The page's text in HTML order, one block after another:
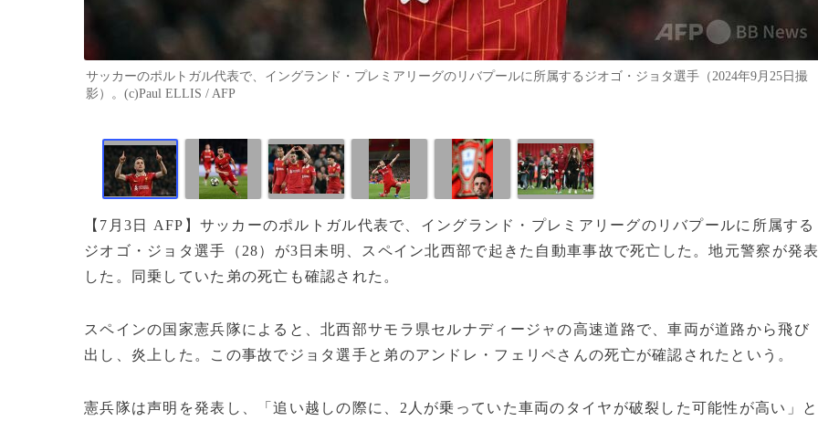
サッカーのポルトガル代表で、イングランド・プレミアリーグのリバプールに所属するジオゴ・ジョタ選手（2024年9月25日撮
影）。(c)Paul ELLIS / AFP
【7月3日 AFP】サッカーのポルトガル代表で、イングランド・プレミアリーグのリバプールに所属する
ジオゴ・ジョタ選手（28）が3日未明、スペイン北西部で起きた自動車事故で死亡した。地元警察が発表
した。同乗していた弟の死亡も確認された。
スペインの国家憲兵隊によると、北西部サモラ県セルナディージャの高速道路で、車両が道路から飛び
出し、炎上した。この事故でジョタ選手と弟のアンドレ・フェリペさんの死亡が確認されたという。
憲兵隊は声明を発表し、「追い越しの際に、2人が乗っていた車両のタイヤが破裂した可能性が高い」と